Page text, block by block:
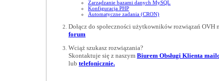
Zarządzanie bazami danych MySQL
Konfiguracja PHP
Automatyczne zadania (CRON)
Dołącz do społeczności użytkowników rozwiązań OVH
forum
Wciąż szukasz rozwiązania?
Skontaktuje się z naszym Biurem Obsługi Klienta
lub telefonicznie.